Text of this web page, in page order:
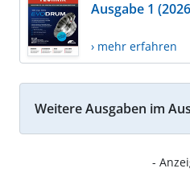
Ausgabe 1
› mehr erfahren
Weitere Ausgaben im
-